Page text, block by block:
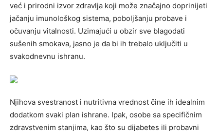
već i prirodni izvor zdravlja koji može značajno doprinijeti
jačanju imunološkog sistema, poboljšanju probave i
očuvanju vitalnosti. Uzimajući u obzir sve blagodati
sušenih smokava, jasno je da bi ih trebalo uključiti u
svakodnevnu ishranu.
Njihova svestranost i nutritivna vrednost čine ih idealnim
dodatkom svaki plan ishrane. Ipak, osobe sa specifičnim
zdravstvenim stanjima, kao što su dijabetes ili probavni